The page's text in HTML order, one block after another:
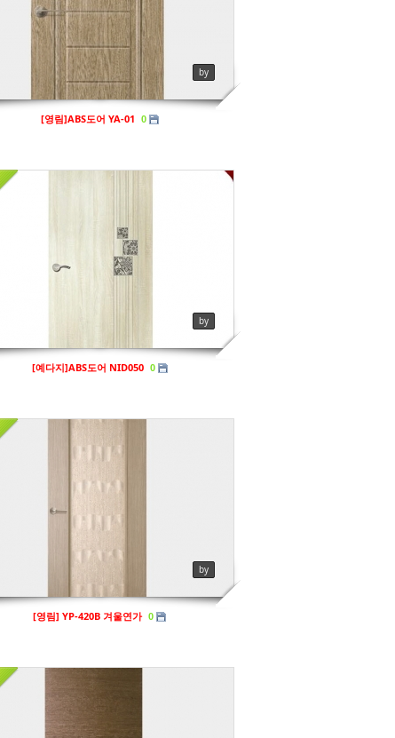
by
[영림]ABS도어 YA-01 0
by
[예다지]ABS도어 NID050 0
by
프리미엄도어
[영림] YP-420B 겨울연가 0
프리미엄도어